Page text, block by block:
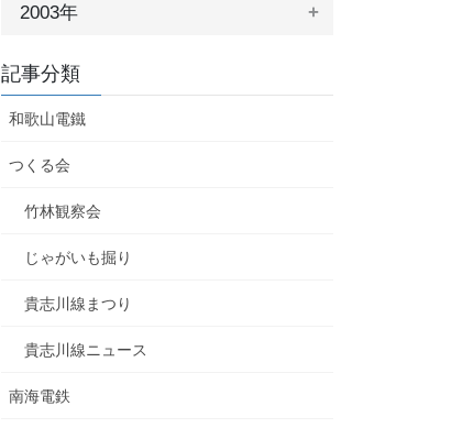
2003年
記事分類
和歌山電鐵
つくる会
竹林観察会
じゃがいも掘り
貴志川線まつり
貴志川線ニュース
南海電鉄